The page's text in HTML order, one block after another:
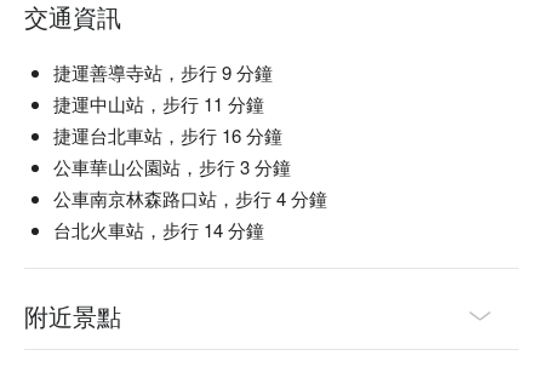
交通資訊
捷運善導寺站，步行 9 分鐘
捷運中山站，步行 11 分鐘
捷運台北車站，步行 16 分鐘
公車華山公園站，步行 3 分鐘
公車南京林森路口站，步行 4 分鐘
台北火車站，步行 14 分鐘
附近景點